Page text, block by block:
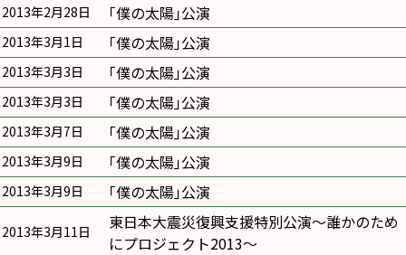
2013年2月28日 ｢僕の太陽｣公演
2013年3月1日 ｢僕の太陽｣公演
2013年3月3日 ｢僕の太陽｣公演
2013年3月3日 ｢僕の太陽｣公演
2013年3月7日 ｢僕の太陽｣公演
2013年3月9日 ｢僕の太陽｣公演
2013年3月9日 ｢僕の太陽｣公演
2013年3月11日
東日本大震災復興支援特別公演〜誰かのため
にプロジェクト2013〜